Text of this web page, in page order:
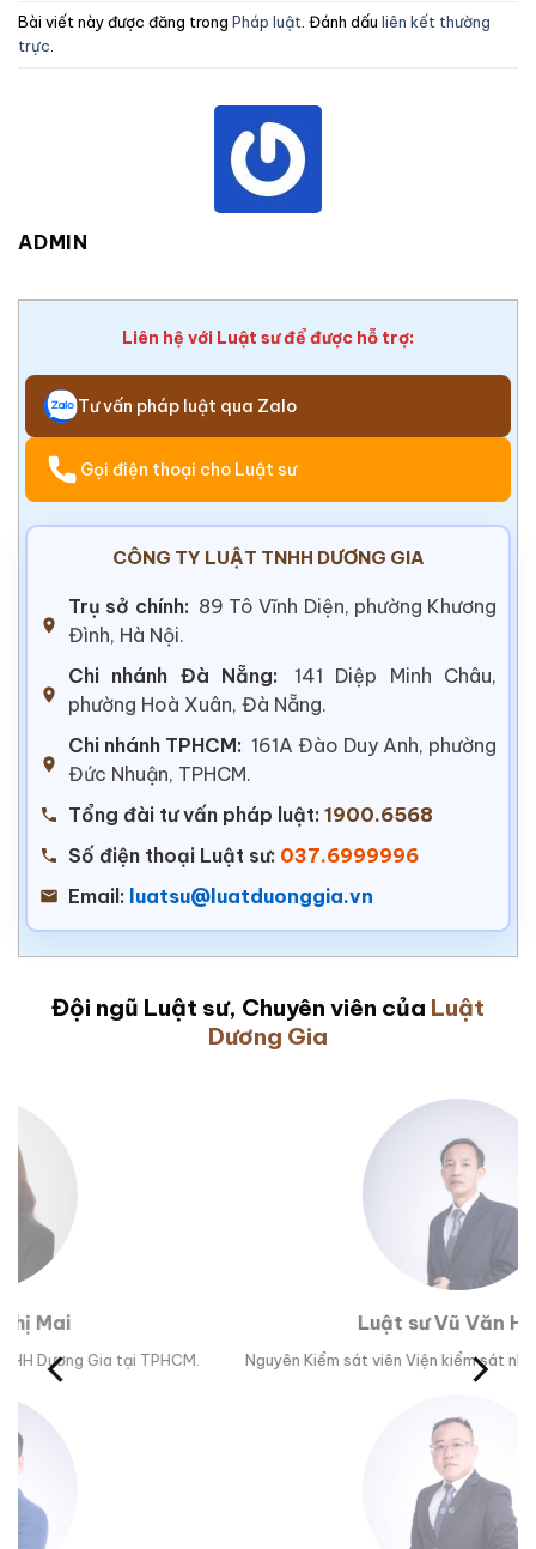
Bài viết này được đăng trong Pháp luật. Đánh dấu liên kết thường
trực.
ADMIN
Liên hệ với Luật sư để được hỗ trợ:
Tư vấn pháp luật qua Zalo
Gọi điện thoại cho Luật sư
CÔNG TY LUẬT TNHH DƯƠNG GIA
Trụ sở chính: 89 Tô Vĩnh Diện, phường Khương
Đình, Hà Nội.
Chi nhánh Đà Nẵng:
141 Diệp Minh Châu,
phường Hoà Xuân, Đà Nẵng.
Chi nhánh TPHCM: 161A Đào Duy Anh, phường
Đức Nhuận, TPHCM.
Tổng đài tư vấn pháp luật: 1900.6568
Số điện thoại Luật sư: 037.6999996
Email: luatsu@luatduonggia.vn
Đội ngũ Luật sư, Chuyên viên của Luật
Dương Gia
Luật sư Vũ Văn Huân
Nguyên Kiểm sát viên Viện kiểm sát nhân dân tỉnh Phú Yên.